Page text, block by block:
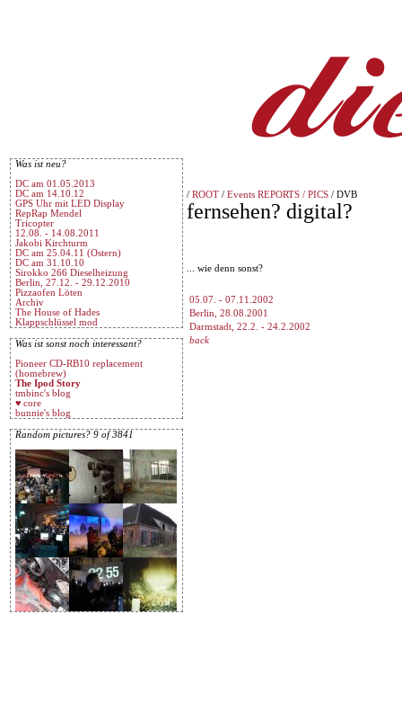
Was ist neu?
DC am 01.05.2013
DC am 14.10.12
GPS Uhr mit LED Display
RepRap Mendel
Tricopter
12.08. - 14.08.2011
Jakobi Kirchturm
DC am 25.04.11 (Ostern)
DC am 31.10.10
Sirokko 266 Dieselheizung
Berlin, 27.12. - 29.12.2010
Pizzaofen Löten
Archiv
The House of Hades
Klappschlüssel mod
Was ist sonst noch interessant?
Pioneer CD-RB10 replacement
(homebrew)
The Ipod Story
tmbinc's blog
♥ core
bunnie's blog
Random pictures? 9 of 3841
/ ROOT / Events REPORTS / PICS / DVB
fernsehen? digital?
... wie denn sonst?
05.07. - 07.11.2002
Berlin, 28.08.2001
Darmstadt, 22.2. - 24.2.2002
back